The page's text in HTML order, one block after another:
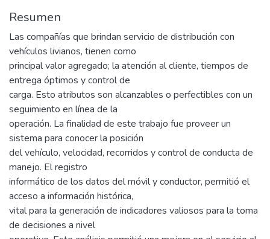
Resumen
Las compañías que brindan servicio de distribución con
vehículos livianos, tienen como
principal valor agregado; la atención al cliente, tiempos de
entrega óptimos y control de
carga. Esto atributos son alcanzables o perfectibles con un
seguimiento en línea de la
operación. La finalidad de este trabajo fue proveer un
sistema para conocer la posición
del vehículo, velocidad, recorridos y control de conducta de
manejo. El registro
informático de los datos del móvil y conductor, permitió el
acceso a información histórica,
vital para la generación de indicadores valiosos para la toma
de decisiones a nivel